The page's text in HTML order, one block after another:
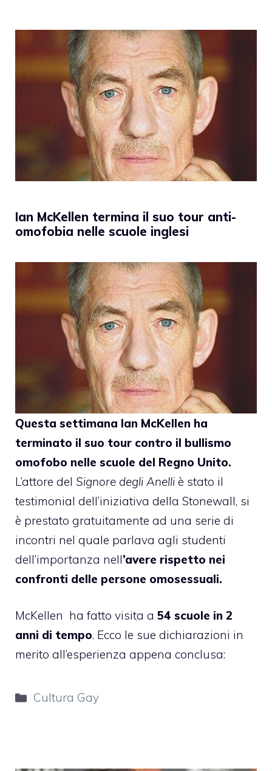
Ian McKellen termina il suo tour anti-
omofobia nelle scuole inglesi
Questa settimana Ian McKellen ha
terminato il suo tour contro il bullismo
omofobo nelle scuole del Regno Unito.
L’attore del Signore degli Anelli è stato il
testimonial dell’iniziativa della Stonewall, si
è prestato gratuitamente ad una serie di
incontri nel quale parlava agli studenti
dell’importanza nell’avere rispetto nei
confronti delle persone omosessuali.
McKellen ha fatto visita a 54 scuole in 2
anni di tempo. Ecco le sue dichiarazioni in
merito all’esperienza appena conclusa:
Categorie
Cultura Gay